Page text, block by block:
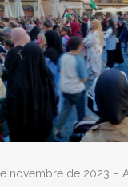
novembre de 2023 –